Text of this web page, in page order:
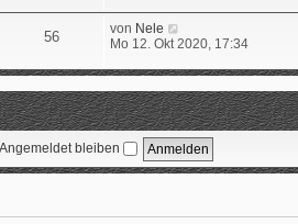
r
a
g
e
t
r
B
e
i
t
r
a
56 von Nele
e
e
s
t
e
r
B
e
Mo 12. Okt 2020, 17:34
Angemeldet bleiben